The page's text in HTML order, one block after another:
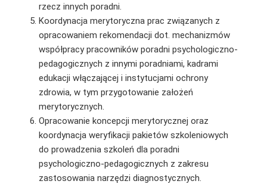
rzecz innych poradni.
Koordynacja merytoryczna prac związanych z
opracowaniem rekomendacji dot. mechanizmów
współpracy pracowników poradni psychologiczno-
pedagogicznych z innymi poradniami, kadrami
edukacji włączającej i instytucjami ochrony
zdrowia, w tym przygotowanie założeń
merytorycznych.
Opracowanie koncepcji merytorycznej oraz
koordynacja weryfikacji pakietów szkoleniowych
do prowadzenia szkoleń dla poradni
psychologiczno-pedagogicznych z zakresu
zastosowania narzędzi diagnostycznych.